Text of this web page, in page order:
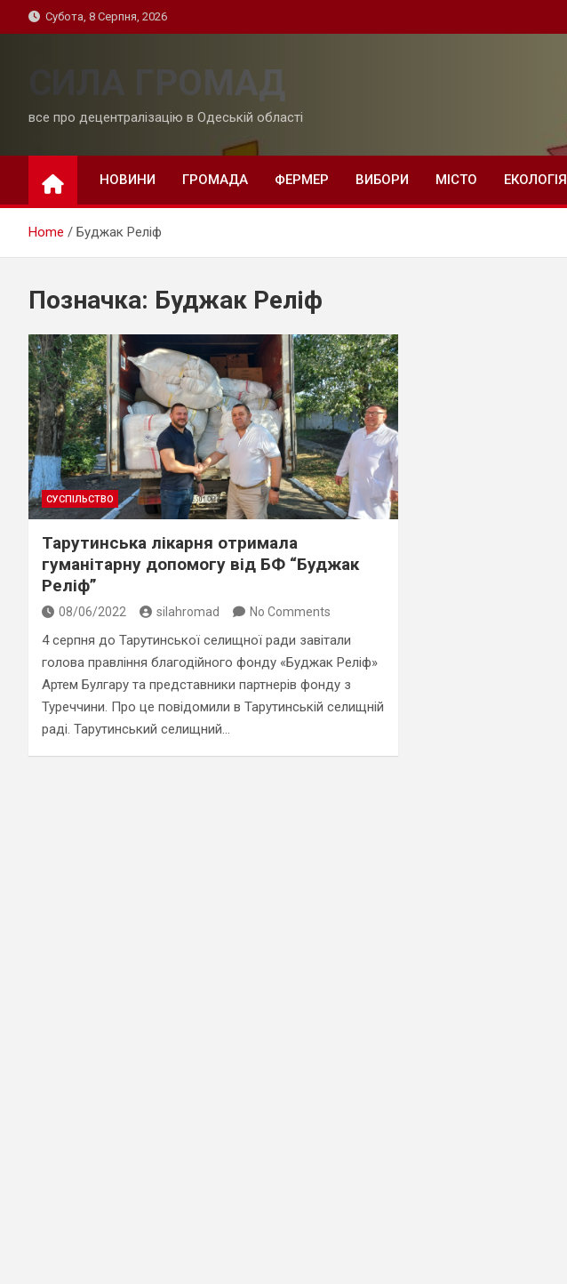
to
Субота, 8 Серпня, 2026
СИЛА ГРОМАД
все про децентралізацію в Одеській області
НОВИНИ ГРОМАДА ФЕРМЕР ВИБОРИ МІСТО ЕКОЛОГІЯ
Home Буджак Реліф
Позначка: Буджак Реліф
СУСПІЛЬСТВО
Тарутинська лікарня отримала
гуманітарну допомогу від БФ “Буджак
Реліф”
08/06/2022 silahromad No Comments
4 серпня до Тарутинської селищної ради завітали
голова правління благодійного фонду «Буджак Реліф»
Артем Булгару та представники партнерів фонду з
Туреччини. Про це повідомили в Тарутинській селищній
раді. Тарутинський селищний…